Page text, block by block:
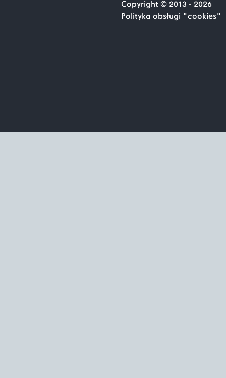
Copyright © 2013 - 2026
Polityka obsługi "cookies"